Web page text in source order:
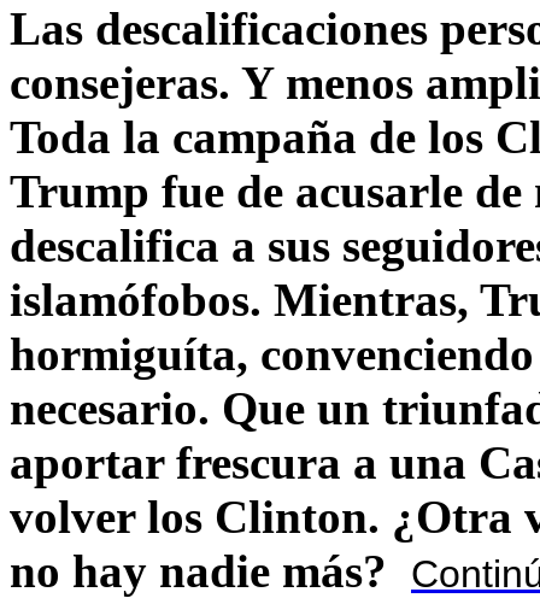
Las descalificaciones
consejeras. Y menos
Toda la campaña de los
Trump fue de acusarle
descalifica a sus
islamófobos. Mientras,
hormiguíta,
necesario. Que un
aportar frescura a una
volver los Clinton. ¿Otra
no hay nadie más?